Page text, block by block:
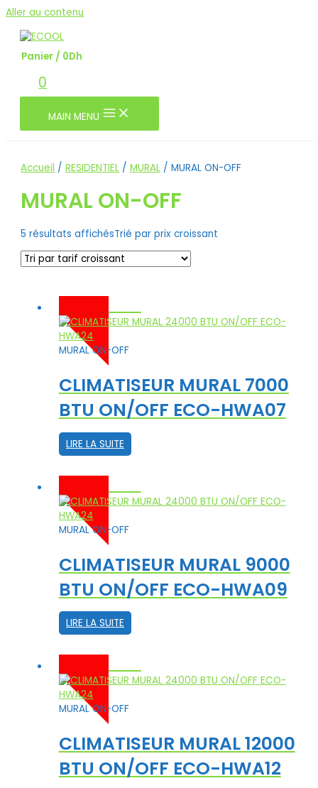
Aller au contenu
Panier / 0Dh
0
MAIN MENU
Accueil /RESIDENTIEL /MURAL / MURAL ON-OFF
MURAL ON-OFF
5 résultats affichésTrié par prix croissant
MURAL ON-OFF
CLIMATISEUR MURAL 7000
BTU ON/OFF ECO-HWA07
LIRE LA SUITE
MURAL ON-OFF
CLIMATISEUR MURAL 9000
BTU ON/OFF ECO-HWA09
LIRE LA SUITE
MURAL ON-OFF
CLIMATISEUR MURAL 12000
BTU ON/OFF ECO-HWA12